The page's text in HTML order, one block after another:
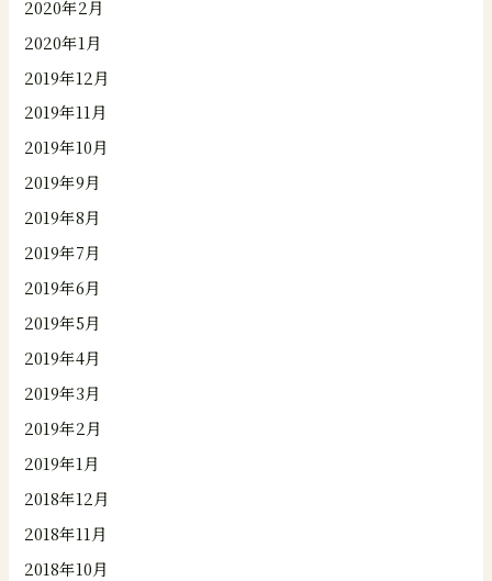
2020年2月
2020年1月
2019年12月
2019年11月
2019年10月
2019年9月
2019年8月
2019年7月
2019年6月
2019年5月
2019年4月
2019年3月
2019年2月
2019年1月
2018年12月
2018年11月
2018年10月